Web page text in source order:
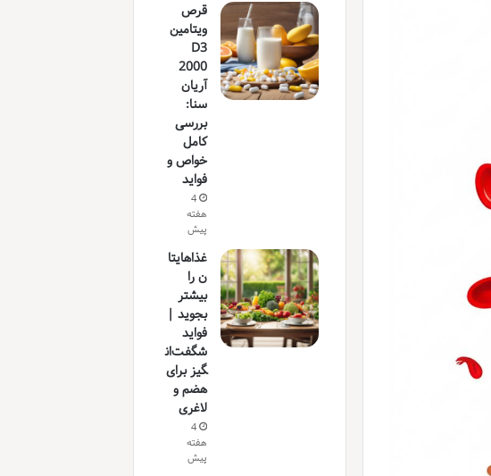
قرص
ویتامین
D3
2000
آریان
سنا:
بررسی
کامل
خواص و
فواید
4
هفته
پیش
غذاهایتا
ن را
بیشتر
بجوید |
فواید
شگفت‌ان
گیز برای
هضم و
لاغری
4
هفته
پیش